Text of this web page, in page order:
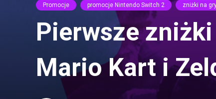
Promocje promocje Nintendo Switch 2 zniżki na
Pierwsze
Mario Kart i